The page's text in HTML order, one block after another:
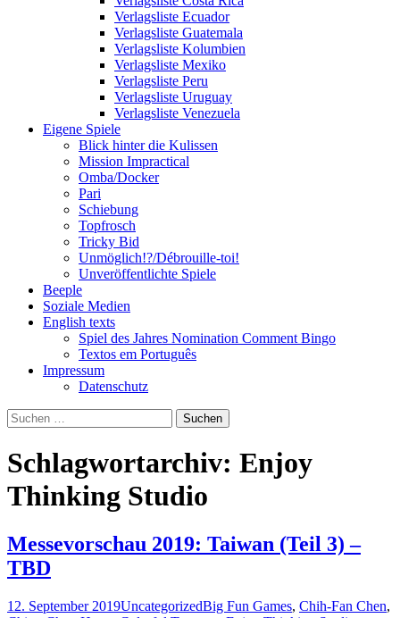
Verlagsliste Ecuador
Verlagsliste Guatemala
Verlagsliste Kolumbien
Verlagsliste Mexiko
Verlagsliste Peru
Verlagsliste Uruguay
Verlagsliste Venezuela
Eigene Spiele
Blick hinter die Kulissen
Mission Impractical
Omba/Docker
Pari
Schiebung
Topfrosch
Tricky Bid
Unmöglich!?/Débrouille-toi!
Unveröffentlichte Spiele
Beeple
Soziale Medien
English texts
Spiel des Jahres Nomination Comment Bingo
Textos em Português
Impressum
Datenschutz
Suchen
nach:
Schlagwortarchiv: Enjoy
Thinking Studio
Messevorschau 2019: Taiwan (Teil 3) –
TBD
12. September 2019UncategorizedBig Fun Games, Chih-Fan Chen,